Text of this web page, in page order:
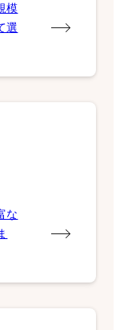
模
選
な